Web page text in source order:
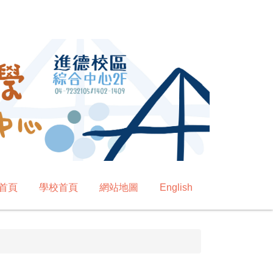
頁 學校首頁 網站地圖 English